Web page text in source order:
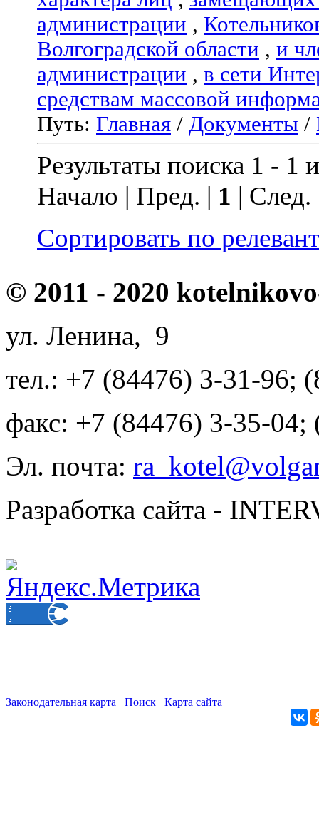
администрации ,
Волгоградской области , и
администрации , в сети
средствам массовой
Путь: Главная / Документы /
Результаты поиска 1 - 1
Начало | Пред. | 1 |
Сортировать по
© 2011 - 2020
ул. Ленина, 9
тел.: +7 (84476) 3-31-96;
факс: +7 (84476) 3-35-04;
Эл. почта:
Разработка сайта -
Законодательная карта Поиск Карта сайта